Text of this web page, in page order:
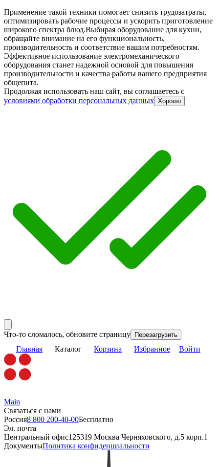
Применение такой техники помогает снизить трудозатраты,
оптимизировать рабочие процессы и ускорить приготовление
широкого спектра блюд.Выбирая оборудование для кухни,
обращайте внимание на его функциональность,
производительность и соответствие вашим потребностям.
Эффективное использование электромеханического
оборудования станет надежной основой для повышения
производительности и качества работы вашего предприятия
общепита.
Продолжая использовать наш сайт, вы соглашаетесь c
условиями обработки персональных данных Хорошо
Что-то сломалось, обновите страницу Перезагрузить
Главная Каталог Корзина Избранное Войти
Main
Связаться с нами
Россия8 800 200-40-00Бесплатно
Эл. почта
Центральный офис125319 Москва Черняховского, д.5 корп.1
ДокументыПолитика конфиденциальности